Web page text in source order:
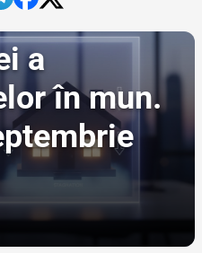
a
în mun.